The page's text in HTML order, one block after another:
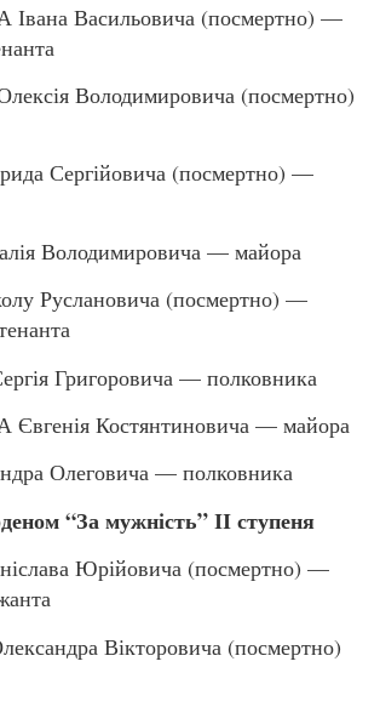
Васильовича (посмертно) —
Володимировича (посмертно)
Сергійовича (посмертно) —
Володимировича — майора
Руслановича (посмертно) —
Григоровича — полковника
Костянтиновича — майора
Олеговича — полковника
“За мужність” ІІ ступеня
Юрійовича (посмертно) —
Вікторовича (посмертно)